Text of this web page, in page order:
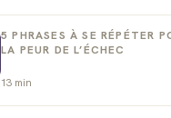
5 PHRASES À SE RÉPÉTER
LA PEUR DE L’ÉCHEC
13 min